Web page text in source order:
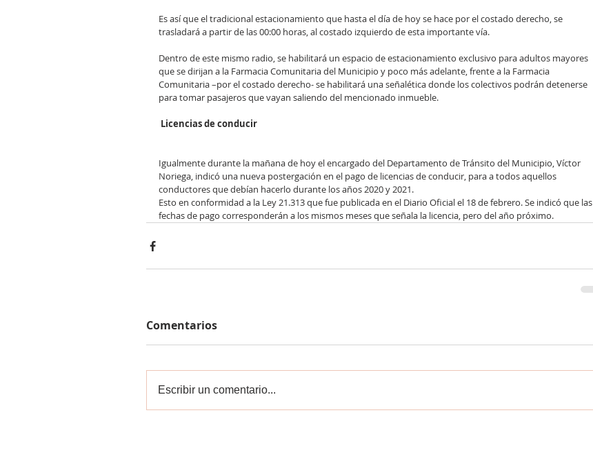
Es así que el tradicional estacionamiento que hasta el día de hoy se hace por el costado derecho, se
trasladará a partir de las 00:00 horas, al costado izquierdo de esta importante vía.
Dentro de este mismo radio, se habilitará un espacio de estacionamiento exclusivo para adultos mayores
que se dirijan a la Farmacia Comunitaria del Municipio y poco más adelante, frente a la Farmacia
Comunitaria –por el costado derecho- se habilitará una señalética donde los colectivos podrán detenerse
para tomar pasajeros que vayan saliendo del mencionado inmueble.
Licencias de conducir
Igualmente durante la mañana de hoy el encargado del Departamento de Tránsito del Municipio, Víctor
Noriega, indicó una nueva postergación en el pago de licencias de conducir, para a todos aquellos
conductores que debían hacerlo durante los años 2020 y 2021.
Esto en conformidad a la Ley 21.313 que fue publicada en el Diario Oficial el 18 de febrero. Se indicó que las
fechas de pago corresponderán a los mismos meses que señala la licencia, pero del año próximo.
Comentarios
Escribir un comentario...